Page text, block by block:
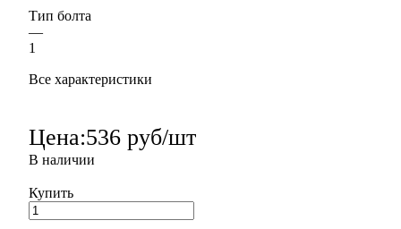
Тип болта
—
1
Все характеристики
Цена:536 руб/шт
В наличии
Купить